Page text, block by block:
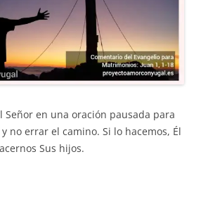
Señor en una oración pausada para
no errar el camino. Si lo hacemos, Él
Sus hijos.